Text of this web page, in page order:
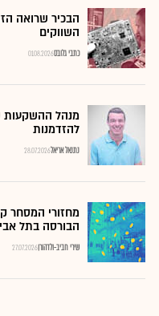
הבכיר שרואה
השווקים
01.08.2026כתבי גלובס
מנהל
להזדמנות
28.07.2026נתנאל אריאל
מחזורי המסחר
הבורסה בתל
27.07.2026שירי חביב-ולדהורן